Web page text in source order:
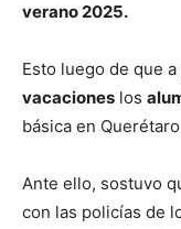
verano 2025.
Esto luego de que
vacaciones los
básica en
Ante ello, sostuvo
con las policías de